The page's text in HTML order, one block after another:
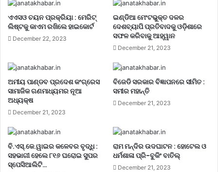
ଏଏସଓ ଚୟନ ପ୍ରକ୍ରିୟା : ମେରିଟ୍
ଲିଷ୍ଟକୁ କାଏମ ରଖିଲେ ହାଇକୋର୍ଟ
December 22, 2023
ଇଣ୍ଡିଆ ମେଂଟଭୁକ୍ତ ଦଳର
ଦେଶବ୍ୟାପି ପ୍ରତିବାଦକୁ ଓଡ଼ିଶାରେ
ସଫଳ କରିବାକୁ ଆହ୍ୱାନ
December 21, 2023
ଅମୀୟ ପାଣ୍ଡବ ପ୍ରଦେଶ କଂଗ୍ରେସ
ସାମାଜିକ ଗଣମାଧ୍ୟମର ନୂଆ
ଅଧ୍ୟକ୍ଷ
December 21, 2023
ବିଜେଡି ସରକାର ବିଜ୍ଞାପନରେ ସୀମିତ :
ସମୀର ମହାନ୍ତି
December 21, 2023
ବି.ଏସ୍.କେ.ୱାଇର କଳେବର ବୃଦ୍ଧି :
ସହଭାଗୀ ହେଲେ ୮୧୬ ଘରୋଇ ସୁପର
ସ୍ପେସିଆଲିଟି…
ରାମ ମନ୍ଦିର ଉଦଘାଟନ : ହୋଟେଲ ଓ
ଧର୍ମଶାଳା ପ୍ରି-ବୁକିଂ ବାତିଲ୍
December 21, 2023